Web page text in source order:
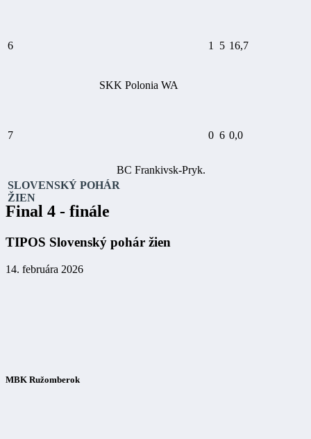
6
SKK Polonia WA
1 5 16,7
7
BC Frankivsk-Pryk.
0 6 0,0
SLOVENSKÝ POHÁR
ŽIEN
Final 4 - finále
TIPOS Slovenský pohár žien
14. februára 2026
MBK Ružomberok